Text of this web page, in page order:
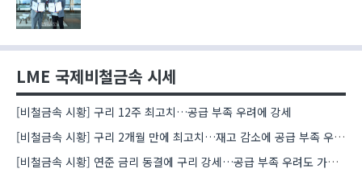
LME 국제비철금속 시세
[비철금속 시황] 구리 12주 최고치…공급 부족 우려에 강세
[비철금속 시황] 구리 2개월 만에 최고치…재고 감소에 공급 부족 우려 확대
[비철금속 시황] 연준 금리 동결에 구리 강세…공급 부족 우려도 가격 지지